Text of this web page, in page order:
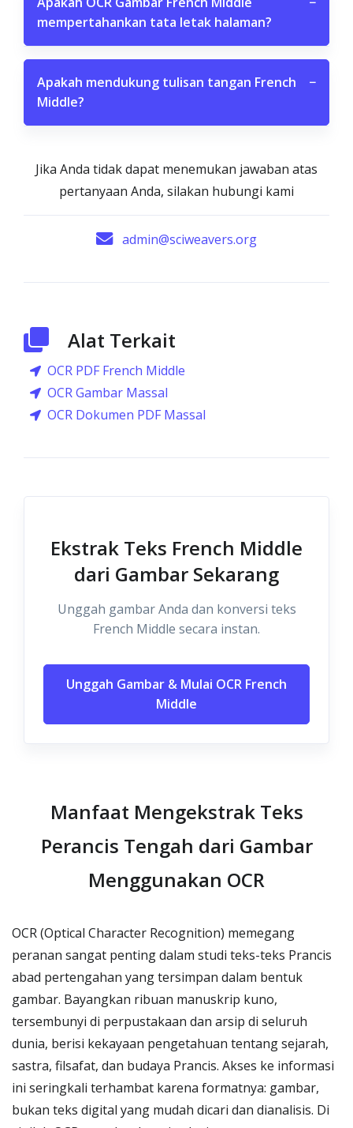
mempertahankan tata letak halaman?
Apakah mendukung tulisan tangan French
Middle?
−
Jika Anda tidak dapat menemukan jawaban atas
pertanyaan Anda, silakan hubungi kami
admin@sciweavers.org
Alat Terkait
OCR PDF French Middle
OCR Gambar Massal
OCR Dokumen PDF Massal
Ekstrak Teks French Middle
dari Gambar Sekarang
Unggah gambar Anda dan konversi teks
French Middle secara instan.
Unggah Gambar & Mulai OCR French
Middle
Manfaat Mengekstrak Teks
Perancis Tengah dari Gambar
Menggunakan OCR
OCR (Optical Character Recognition) memegang
peranan sangat penting dalam studi teks-teks Prancis
abad pertengahan yang tersimpan dalam bentuk
gambar. Bayangkan ribuan manuskrip kuno,
tersembunyi di perpustakaan dan arsip di seluruh
dunia, berisi kekayaan pengetahuan tentang sejarah,
sastra, filsafat, dan budaya Prancis. Akses ke informasi
ini seringkali terhambat karena formatnya: gambar,
bukan teks digital yang mudah dicari dan dianalisis. Di